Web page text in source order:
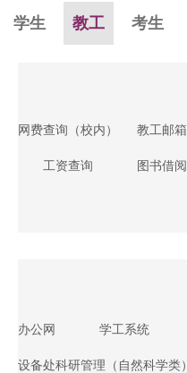
学生 教工 考生
网费查询（校内） 教工邮箱
工资查询 图书借阅
办公网 学工系统
设备处科研管理（自然科学类）